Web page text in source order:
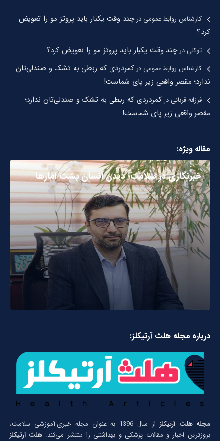
کارشناس روابط عمومیدرچند وقت یکبار باید پروتز مو را تعویض
کرد؟
توکلیدرچند وقت یکبار باید پروتز مو را تعویض کرد؟
کارشناس روابط عمومیدر کمردردی که ربطی به تشک و صندلی‌تان
ندارد؛ مقصر واقعی زیر پای شماست!
فرزانه قربانیدر کمردردی که ربطی به تشک و صندلی‌تان ندارد؛
مقصر واقعی زیر پای شماست!
مقاله ویژه:
خبرنگاری در سلامت؛ دیدن انسان پشت آمارها
درباره مجله هلث آرتیکلز:
مجله هلث آرتیکلز
از سال 1396 به عنوان مجله خبری-آموزشی سلامت،
بروزترین اخبار و مقالات پزشکی و بهداشتی را منتشر می‌کند.هلث آرتیکلز